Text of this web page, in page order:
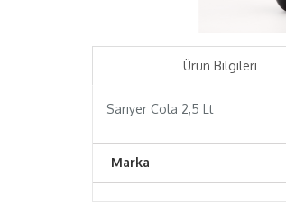
Ürün Bilgileri
Sarıyer Cola 2,5 Lt
Marka